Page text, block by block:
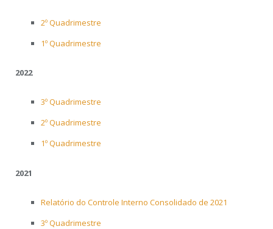
2º Quadrimestre
1º Quadrimestre
2022
3º Quadrimestre
2º Quadrimestre
1º Quadrimestre
2021
Relatório do Controle Interno Consolidado de 2021
3º Quadrimestre